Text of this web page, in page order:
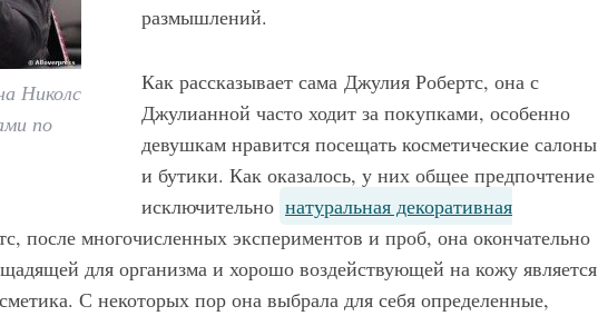
Николс
по
размышлений.
Как рассказывает сама Джулия Робертс, она с
Джулианной часто ходит за покупками, особенно
девушкам нравится посещать косметические салоны
и бутики. Как оказалось, у них общее предпочтение
исключительно натуральная декоративная
после многочисленных экспериментов и проб, она окончательно
для организма и хорошо воздействующей на кожу является
С некоторых пор она выбрала для себя определенные,